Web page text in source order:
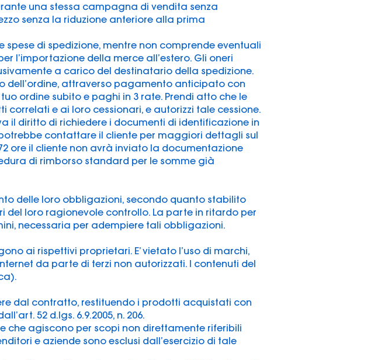
una stessa campagna di vendita senza
senza la riduzione anteriore alla prima
di spedizione, mentre non comprende eventuali
l’importazione della merce all’estero. Gli oneri
a carico del destinatario della spedizione.
dell’ordine, attraverso pagamento anticipato con
ordine subito e paghi in 3 rate. Prendi atto che le
correlati e ai loro cessionari, e autorizzi tale cessione.
il diritto di richiedere i documenti di identificazione in
contattare il cliente per maggiori dettagli sul
ore il cliente non avrà inviato la documentazione
di rimborso standard per le somme già
delle loro obbligazioni, secondo quanto stabilito
loro ragionevole controllo. La parte in ritardo per
necessaria per adempiere tali obbligazioni.
ai rispettivi proprietari. E’ vietato l’uso di marchi,
da parte di terzi non autorizzati. I contenuti del
dal contratto, restituendo i prodotti acquistati con
52 d.lgs. 6.9.2005, n. 206.
che agiscono per scopi non direttamente riferibili
e aziende sono esclusi dall’esercizio di tale